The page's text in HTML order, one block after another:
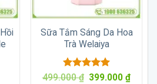
Sữa Tắm Sáng Da Hoa
Trà Welaiya
Được xếp
499.000₫ Giá
399.000₫Giá